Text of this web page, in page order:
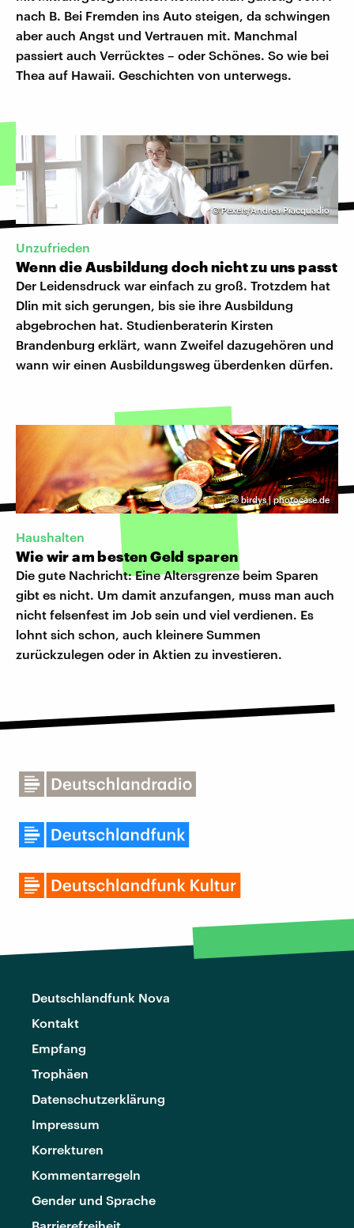
nach B. Bei Fremden ins Auto steigen, da schwingen
aber auch Angst und Vertrauen mit. Manchmal
passiert auch Verrücktes – oder Schönes. So wie bei
Thea auf Hawaii. Geschichten von unterwegs.
©Pexels/Andrea Piacquadio
Unzufrieden
Wenn die Ausbildung doch nicht zu uns passt
Der Leidensdruck war einfach zu groß. Trotzdem hat
Dlin mit sich gerungen, bis sie ihre Ausbildung
abgebrochen hat. Studienberaterin Kirsten
Brandenburg erklärt, wann Zweifel dazugehören und
wann wir einen Ausbildungsweg überdenken dürfen.
©birdys | photocase.de
Haushalten
Wie wir am besten Geld sparen
Die gute Nachricht: Eine Altersgrenze beim Sparen
gibt es nicht. Um damit anzufangen, muss man auch
nicht felsenfest im Job sein und viel verdienen. Es
lohnt sich schon, auch kleinere Summen
zurückzulegen oder in Aktien zu investieren.
Deutschlandfunk Nova
Kontakt
Empfang
Trophäen
Datenschutzerklärung
Impressum
Korrekturen
Kommentarregeln
Gender und Sprache